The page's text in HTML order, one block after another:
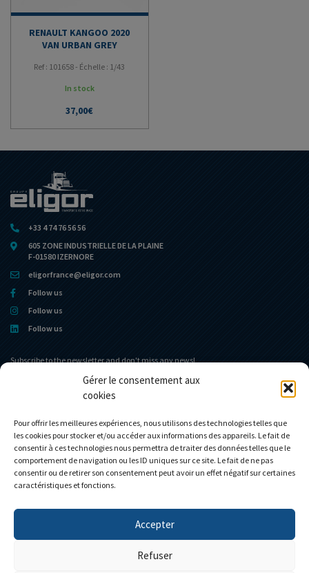
Gérer le consentement aux
cookies
Pour offrir les meilleures expériences, nous utilisons des technologies telles que
les cookies pour stocker et/ou accéder aux informations des appareils. Le fait de
consentir à ces technologies nous permettra de traiter des données telles que le
comportement de navigation ou les ID uniques sur ce site. Le fait de ne pas
consentir ou de retirer son consentement peut avoir un effet négatif sur certaines
caractéristiques et fonctions.
Accepter
Refuser
RENAULT KANGOO 2020
VAN URBAN GREY
Ref : 101658 - Échelle : 1/43
In stock
37,00€
+33 4 74 76 56 56
605 ZONE INDUSTRIELLE DE LA PLAINE
F-01580 IZERNORE
eligorfrance@eligor.com
Follow us
Follow us
Follow us
Subscribe to the newsletter and don't miss any news!
Eligor club
Custom models
Contact
My account
Cart
Personnalisez votre camion